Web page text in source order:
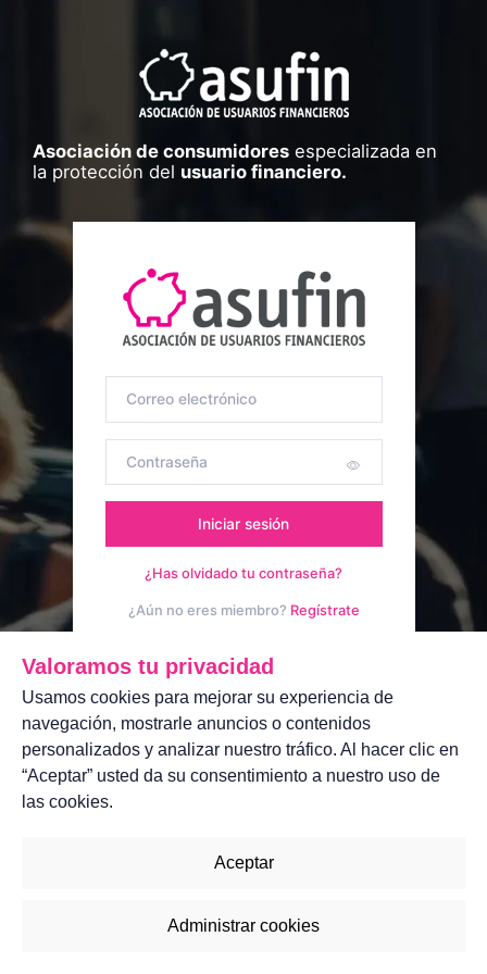
Asociación de consumidores especializada en
la protección del usuario financiero.
Iniciar sesión
¿Has olvidado tu contraseña?
¿Aún no eres miembro? Regístrate
Valoramos tu privacidad
Usamos cookies para mejorar su experiencia de
navegación, mostrarle anuncios o contenidos
personalizados y analizar nuestro tráfico. Al hacer clic en
“Aceptar” usted da su consentimiento a nuestro uso de
las cookies.
Aceptar
Administrar cookies